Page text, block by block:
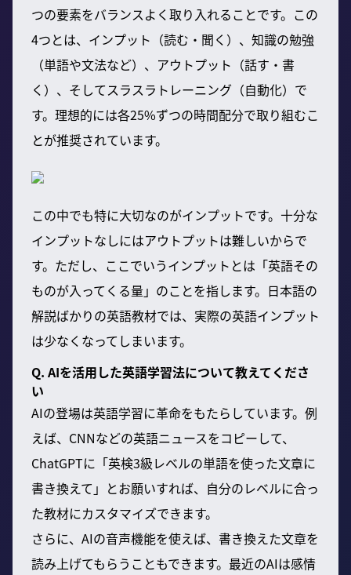
つの要素をバランスよく取り入れることです。この
4つとは、インプット（読む・聞く）、知識の勉強
（単語や文法など）、アウトプット（話す・書
く）、そしてスラスラトレーニング（自動化）で
す。理想的には各25%ずつの時間配分で取り組むこ
とが推奨されています。
この中でも特に大切なのがインプットです。十分な
インプットなしにはアウトプットは難しいからで
す。ただし、ここでいうインプットとは「英語その
ものが入ってくる量」のことを指します。日本語の
解説ばかりの英語教材では、実際の英語インプット
は少なくなってしまいます。
Q. AIを活用した英語学習法について教えてくださ
い
AIの登場は英語学習に革命をもたらしています。例
えば、CNNなどの英語ニュースをコピーして、
ChatGPTに「英検3級レベルの単語を使った文章に
書き換えて」とお願いすれば、自分のレベルに合っ
た教材にカスタマイズできます。
さらに、AIの音声機能を使えば、書き換えた文章を
読み上げてもらうこともできます。最近のAIは感情